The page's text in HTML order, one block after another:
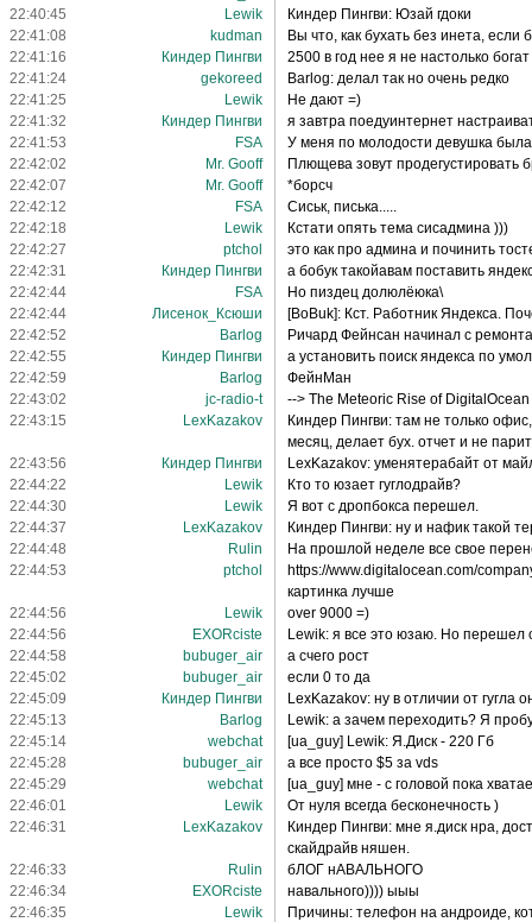
22:40:45
Lewik
Киндер Пингви: Юзай гдоки
22:41:08
kudman
Вы что, как бухать без инета, если
22:41:16
Киндер Пингви
2500 в год нее я не настолько богат
22:41:24
gekoreed
Barlog: делал так но очень редко
22:41:25
Lewik
Не дают =)
22:41:32
Киндер Пингви
я завтра поедуинтернет
22:41:53
FSA
У меня по молодости девушка
22:42:02
Mr. Gooff
Плющева зовут продегустировать
22:42:07
Mr. Gooff
*борсч
22:42:12
FSA
Сиськ, писька.....
22:42:18
Lewik
Кстати опять тема сисадмина )))
22:42:27
ptchol
это как про админа и починить
22:42:31
Киндер Пингви
а бобук такойавам поставить
22:42:44
FSA
Но пиздец долюлёюка\
22:42:44
Лисенок_Ксюши
[BoBuk]: Кст. Работник Яндекса.
22:42:52
Barlog
Ричард Фейнсан начинал с
22:42:55
Киндер Пингви
а установить поиск яндекса по
22:42:59
Barlog
ФейнМан
22:43:02
jc-radio-t
--> The Meteoric Rise of DigitalOcean
22:43:15
LexKazakov
Киндер Пингви: там не только
месяц, делает бух. отчет и не
22:43:56
Киндер Пингви
LexKazakov: уменятерабайт от
22:44:22
Lewik
Кто то юзает гуглодрайв?
22:44:30
Lewik
Я вот с дропбокса перешел.
22:44:37
LexKazakov
Киндер Пингви: ну и нафик такой
22:44:48
Rulin
На прошлой неделе все свое
22:44:53
ptchol
https://www.digitalocean.com/
картинка лучше
22:44:56
Lewik
over 9000 =)
22:44:56
EXORciste
Lewik: я все это юзаю. Но перешел
22:44:58
bubuger_air
а счего рост
22:45:02
bubuger_air
если 0 то да
22:45:09
Киндер Пингви
LexKazakov: ну в отличии от гугла
22:45:13
Barlog
Lewik: а зачем переходить? Я
22:45:14
webchat
[ua_guy] Lewik: Я.Диск - 220 Гб
22:45:28
bubuger_air
а все просто $5 за vds
22:45:29
webchat
[ua_guy] мне - с головой пока
22:46:01
Lewik
От нуля всегда бесконечность )
22:46:31
LexKazakov
Киндер Пингви: мне я.диск нра,
скайдрайв няшен.
22:46:33
Rulin
бЛОГ нАВАЛЬНОГО
22:46:34
EXORciste
навального)))) ыыы
22:46:35
Lewik
Причины: телефон на андроиде,